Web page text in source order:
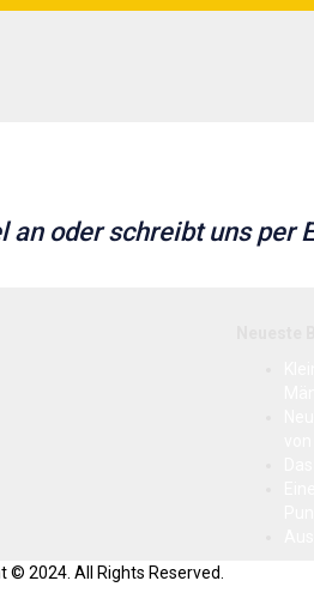
oder schreibt uns per
© 2024. All Rights Reserved.